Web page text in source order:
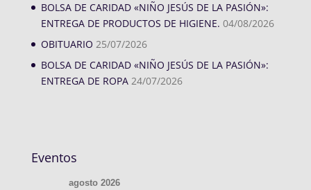
BOLSA DE CARIDAD «NIÑO JESÚS DE LA PASIÓN»:
ENTREGA DE PRODUCTOS DE HIGIENE. 04/08/2026
OBITUARIO 25/07/2026
BOLSA DE CARIDAD «NIÑO JESÚS DE LA PASIÓN»:
ENTREGA DE ROPA 24/07/2026
Eventos
agosto 2026